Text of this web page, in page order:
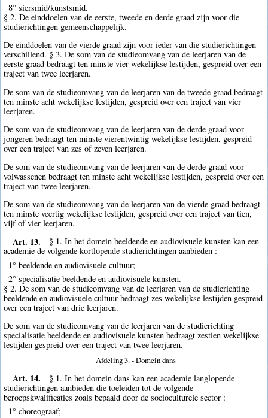
8° siersmid/kunstsmid.
§ 2. De einddoelen van de eerste, tweede en derde graad zijn voor die
studierichtingen gemeenschappelijk.
De einddoelen van de vierde graad zijn voor ieder van die studierichtingen
verschillend. § 3. De som van de studieomvang van de leerjaren van de
eerste graad bedraagt ten minste vier wekelijkse lestijden, gespreid over een
traject van twee leerjaren.
De som van de studieomvang van de leerjaren van de tweede graad bedraagt
ten minste acht wekelijkse lestijden, gespreid over een traject van vier
leerjaren.
De som van de studieomvang van de leerjaren van de derde graad voor
jongeren bedraagt ten minste vierentwintig wekelijkse lestijden, gespreid
over een traject van zes of zeven leerjaren.
De som van de studieomvang van de leerjaren van de derde graad voor
volwassenen bedraagt ten minste acht wekelijkse lestijden, gespreid over een
traject van twee leerjaren.
De som van de studieomvang van de leerjaren van de vierde graad bedraagt
ten minste veertig wekelijkse lestijden, gespreid over een traject van tien,
vijf of vier leerjaren.
Art. 13.
§ 1. In het domein beeldende en audiovisuele kunsten kan een
academie de volgende kortlopende studierichtingen aanbieden :
1° beeldende en audiovisuele cultuur;
2° specialisatie beeldende en audiovisuele kunsten.
§ 2. De som van de studieomvang van de leerjaren van de studierichting
beeldende en audiovisuele cultuur bedraagt zes wekelijkse lestijden gespreid
over een traject van drie leerjaren.
De som van de studieomvang van de leerjaren van de studierichting
specialisatie beeldende en audiovisuele kunsten bedraagt zestien wekelijkse
lestijden gespreid over een traject van twee leerjaren.
Afdeling 3. - Domein dans
Art. 14.
§ 1. In het domein dans kan een academie langlopende
studierichtingen aanbieden die toeleiden tot de volgende
beroepskwalificaties zoals bepaald door de socioculturele sector :
1° choreograaf;